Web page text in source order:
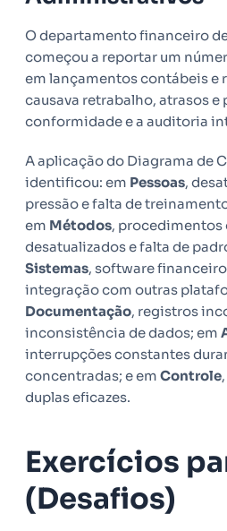
O departamento financeiro
começou a reportar um
em lançamentos contábeis e
causava retrabalho, atrasos e
conformidade e a auditoria
A aplicação do Diagrama de
identificou: em Pessoas,
pressão e falta de
em Métodos, procedimentos
desatualizados e falta de
Sistemas, software
integração com outras
Documentação, registros
inconsistência de dados; em
interrupções constantes
concentradas; e em Controle
duplas eficazes.
Exercícios
(Desafios)